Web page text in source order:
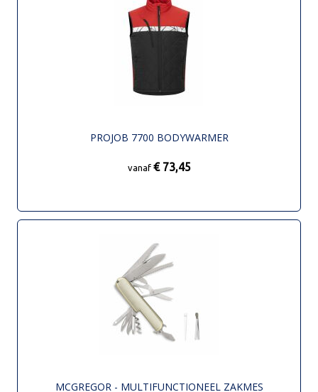
PROJOB 7700 BODYWARMER
vanaf € 73,45
MCGREGOR - MULTIFUNCTIONEEL ZAKMES